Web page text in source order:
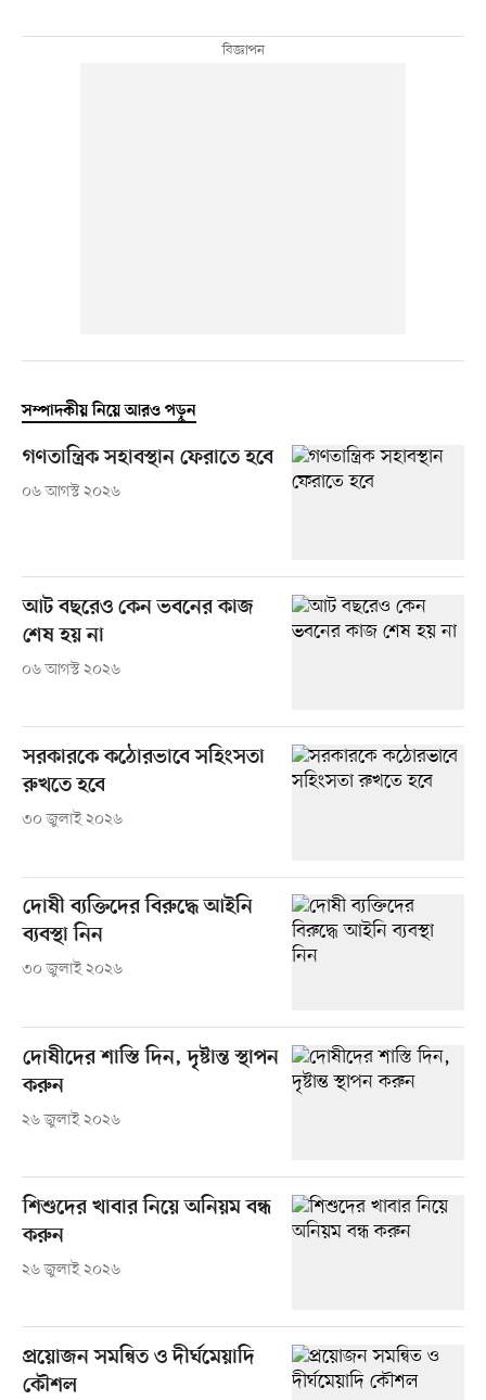
সম্পাদকীয় নিয়ে আরও পড়ুন
গণতান্ত্রিক সহাবস্থান ফেরাতে হবে
০৬ আগস্ট ২০২৬
আট বছরেও কেন ভবনের কাজ
শেষ হয় না
০৬ আগস্ট ২০২৬
সরকারকে কঠোরভাবে সহিংসতা
রুখতে হবে
৩০ জুলাই ২০২৬
দোষী ব্যক্তিদের বিরুদ্ধে আইনি
ব্যবস্থা নিন
৩০ জুলাই ২০২৬
দোষীদের শাস্তি দিন, দৃষ্টান্ত স্থাপন
করুন
২৬ জুলাই ২০২৬
শিশুদের খাবার নিয়ে অনিয়ম বন্ধ
করুন
২৬ জুলাই ২০২৬
প্রয়োজন সমন্বিত ও দীর্ঘমেয়াদি
কৌশল